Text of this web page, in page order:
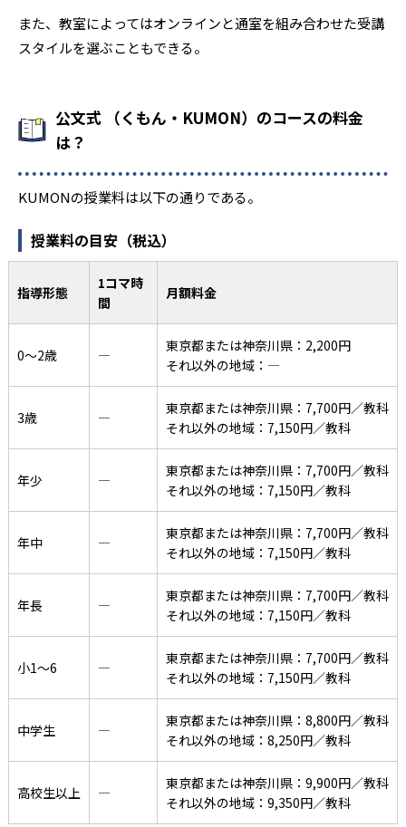
また、教室によってはオンラインと通室を組み合わせた受講
スタイルを選ぶこともできる。
公文式 （くもん・KUMON）のコースの料金
は？
KUMONの授業料は以下の通りである。
授業料の目安（税込）
指導形態
1コマ時
間
月額料金
0〜2歳 ―
東京都または神奈川県：2,200円
それ以外の地域：―
3歳 ―
東京都または神奈川県：7,700円／教科
それ以外の地域：7,150円／教科
年少 ―
東京都または神奈川県：7,700円／教科
それ以外の地域：7,150円／教科
年中 ―
東京都または神奈川県：7,700円／教科
それ以外の地域：7,150円／教科
年長 ―
東京都または神奈川県：7,700円／教科
それ以外の地域：7,150円／教科
小1〜6 ―
東京都または神奈川県：7,700円／教科
それ以外の地域：7,150円／教科
中学生 ―
東京都または神奈川県：8,800円／教科
それ以外の地域：8,250円／教科
高校生以上 ―
東京都または神奈川県：9,900円／教科
それ以外の地域：9,350円／教科